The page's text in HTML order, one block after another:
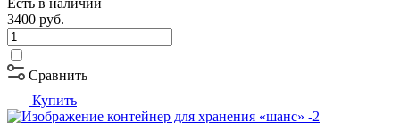
3400 руб.
Сравнить
Купить